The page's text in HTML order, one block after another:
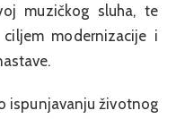
muzičkog sluha, te
modernizacije i
ispunjavanju životnog